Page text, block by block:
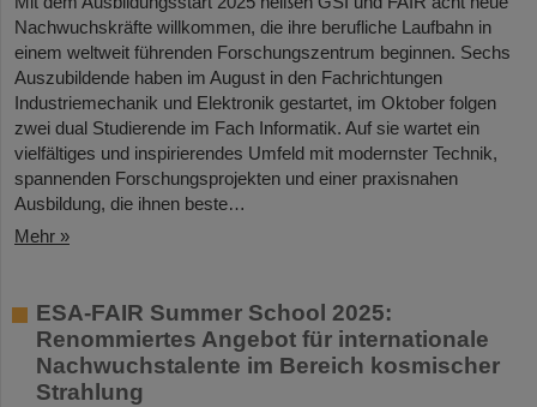
Nachwuchskräfte willkommen, die ihre berufliche Laufbahn in
einem weltweit führenden Forschungszentrum beginnen. Sechs
Auszubildende haben im August in den Fachrichtungen
Industriemechanik und Elektronik gestartet, im Oktober folgen
zwei dual Studierende im Fach Informatik. Auf sie wartet ein
vielfältiges und inspirierendes Umfeld mit modernster Technik,
spannenden Forschungsprojekten und einer praxisnahen
Ausbildung, die ihnen beste…
Mehr »
ESA-FAIR Summer School 2025:
Renommiertes Angebot für internationale
Nachwuchstalente im Bereich kosmischer
Strahlung